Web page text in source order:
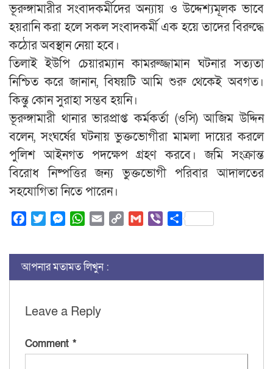
ভূরুঙ্গামারীর সংবাদকর্মীদের অন্যায় ও উদ্দেশ্যমূলক ভাবে
হয়রানি করা হলে সকল সংবাদকর্মী এক হয়ে তাদের বিরুদ্ধে
কঠোর অবস্থান নেয়া হবে।
তিলাই ইউপি চেয়ারম্যান কামরুজ্জামান ঘটনার সত‍্যতা
নিশ্চিত করে জানান, বিষয়টি আমি শুরু থেকেই অবগত।
কিন্তু কোন সুরাহা সম্ভব হয়নি।
ভূরুঙ্গামারী থানার ভারপ্রাপ্ত কর্মকর্তা (ওসি) আজিম উদ্দিন
বলেন, সংঘর্ষের ঘটনায় ভুক্তভোগীরা মামলা দায়ের করলে
পুলিশ আইনগত পদক্ষেপ গ্রহণ করবে। জমি সংক্রান্ত
বিরোধ নিষ্পত্তির জন্য ভুক্তভোগী পরিবার আদালতের
সহযোগিতা নিতে পারেন।
FacebookTwitterMessenger
WhatsApp
Email Copy
Gmail ViberShare
আপনার মতামত লিখুন :
Leave a Reply
Comment *